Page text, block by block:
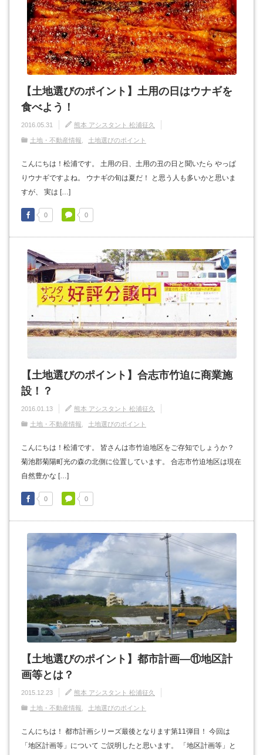
【土地選びのポイント】土用の日はウナギを
食べよう！
2016.05.31 熊本 アシスタント 松浦征久
土地・不動産情報 土地選びのポイント
こんにちは！松浦です。 土用の日、土用の丑の日と聞いたら やっぱ
りウナギですよね。 ウナギの旬は夏だ！ と思う人も多いかと思いま
すが、 実は […]
0 0
【土地選びのポイント】合志市竹迫に商業施
設！？
2016.01.13 熊本 アシスタント 松浦征久
土地・不動産情報 土地選びのポイント
こんにちは！松浦です。 皆さんは市竹迫地区をご存知でしょうか？
菊池郡菊陽町光の森の北側に位置しています。 合志市竹迫地区は現在
自然豊かな […]
0 0
【土地選びのポイント】都市計画―⑪地区計
画等とは？
2015.12.23 熊本 アシスタント 松浦征久
土地・不動産情報 土地選びのポイント
こんにちは！ 都市計画シリーズ最後となります第11弾目！ 今回は
「地区計画等」について ご説明したと思います。 「地区計画等」と